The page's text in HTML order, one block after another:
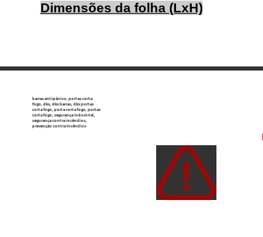
Dimensões da folha (LxH)
barras antipânico, portas corta
fogo, dks, dks barras, dks portas
corta fogo, porta corta fogo, portas
corta fogo, segurança industrial,
segurança contra incêndios,
prevenção contra Incêndios